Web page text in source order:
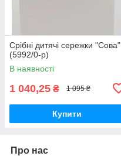
Срібні дитячі сережки "Сова"
(5992/0-р)
В наявності
1 040,25 ₴ 1 095 ₴
Купити
Про нас